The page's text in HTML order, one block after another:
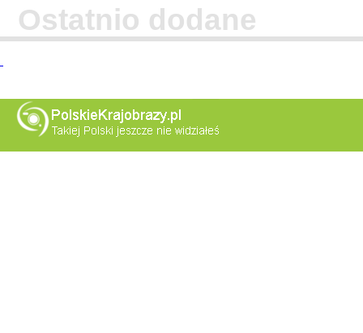
Ostatnio dodane